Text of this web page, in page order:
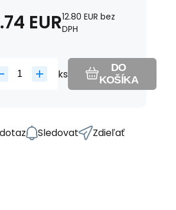
EUR12.80 EUR bez
DPH
ks
DO
KOŠÍKA
Sledovat Zdieľať